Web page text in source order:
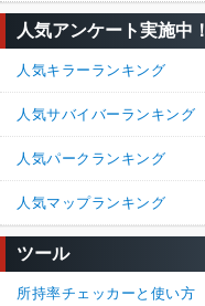
人気アンケート実施中！
人気キラーランキング
人気サバイバーランキング
人気パークランキング
人気マップランキング
ツール
所持率チェッカーと使い方